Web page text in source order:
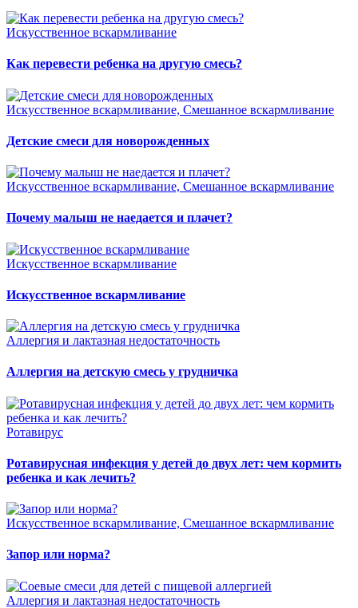
Искусственное вскармливание
Как перевести ребенка на другую смесь?
Искусственное вскармливание, Смешанное вскармливание
Детские смеси для новорожденных
Искусственное вскармливание, Смешанное вскармливание
Почему малыш не наедается и плачет?
Искусственное вскармливание
Искусственное вскармливание
Аллергия и лактазная недостаточность
Аллергия на детскую смесь у грудничка
Ротавирус
Ротавирусная инфекция у детей до двух лет: чем кормить
ребенка и как лечить?
Искусственное вскармливание, Смешанное вскармливание
Запор или норма?
Аллергия и лактазная недостаточность